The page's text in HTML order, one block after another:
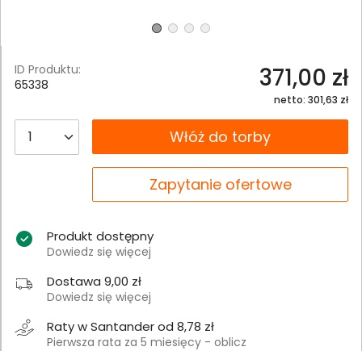
ID Produktu:
65338
371,00 zł
netto: 301,63 zł
__B2C.PRODUCT.QUANTITYWłóż do torby
Zapytanie ofertowe
Produkt dostępny
Dowiedz się więcej
Dostawa 9,00 zł
Dowiedz się więcej
Raty w Santander od 8,78 zł
Pierwsza rata za 5 miesięcy - oblicz